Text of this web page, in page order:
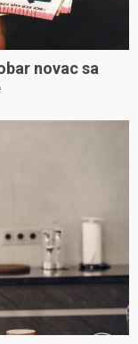
novac sa